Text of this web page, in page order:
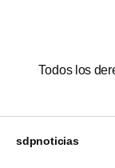
Todos los
sdpnoticias